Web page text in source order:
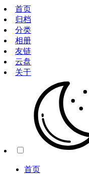
首页
归档
分类
相册
友链
云盘
关于
首页